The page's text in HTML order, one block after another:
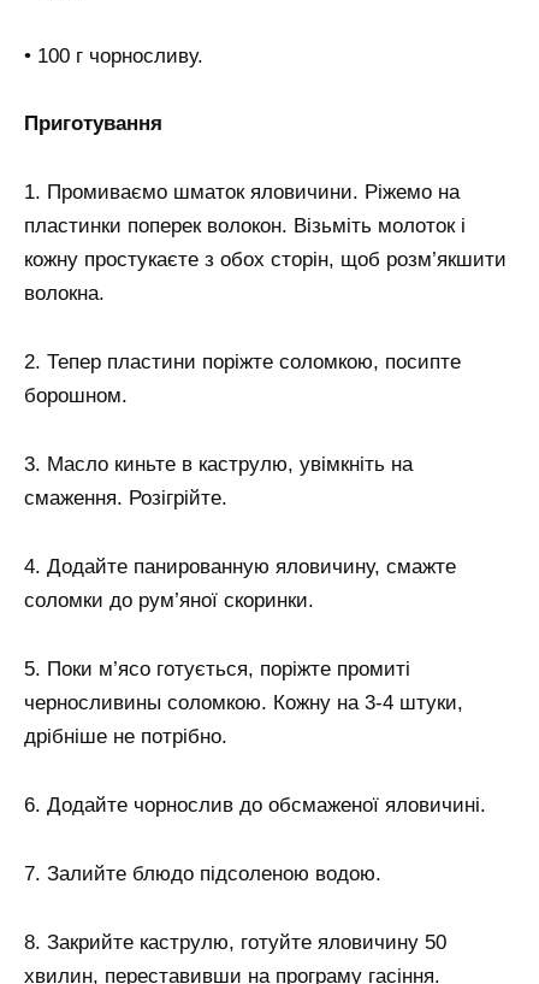
• 100 г чорносливу.
Приготування
1. Промиваємо шматок яловичини. Ріжемо на
пластинки поперек волокон. Візьміть молоток і
кожну простукаєте з обох сторін, щоб розм’якшити
волокна.
2. Тепер пластини поріжте соломкою, посипте
борошном.
3. Масло киньте в каструлю, увімкніть на
смаження. Розігрійте.
4. Додайте панированную яловичину, смажте
соломки до рум’яної скоринки.
5. Поки м’ясо готується, поріжте промиті
черносливины соломкою. Кожну на 3-4 штуки,
дрібніше не потрібно.
6. Додайте чорнослив до обсмаженої яловичині.
7. Залийте блюдо підсоленою водою.
8. Закрийте каструлю, готуйте яловичину 50
хвилин, переставивши на програму гасіння.